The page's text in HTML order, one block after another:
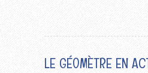
LE GÉOMÈTRE EN